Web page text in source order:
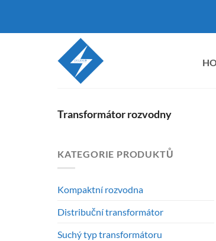
obsah
Transformátor rozvodny
KATEGORIE PRODUKTŮ
Kompaktní rozvodna
Distribuční transformátor
Suchý typ transformátoru